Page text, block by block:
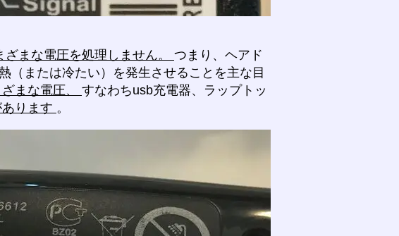
ざまな電圧を処理しません。 つまり、ヘアド
（または冷たい）を発生させることを主な目
まな電圧、 すなわちusb充電器、ラップトッ
ります 。